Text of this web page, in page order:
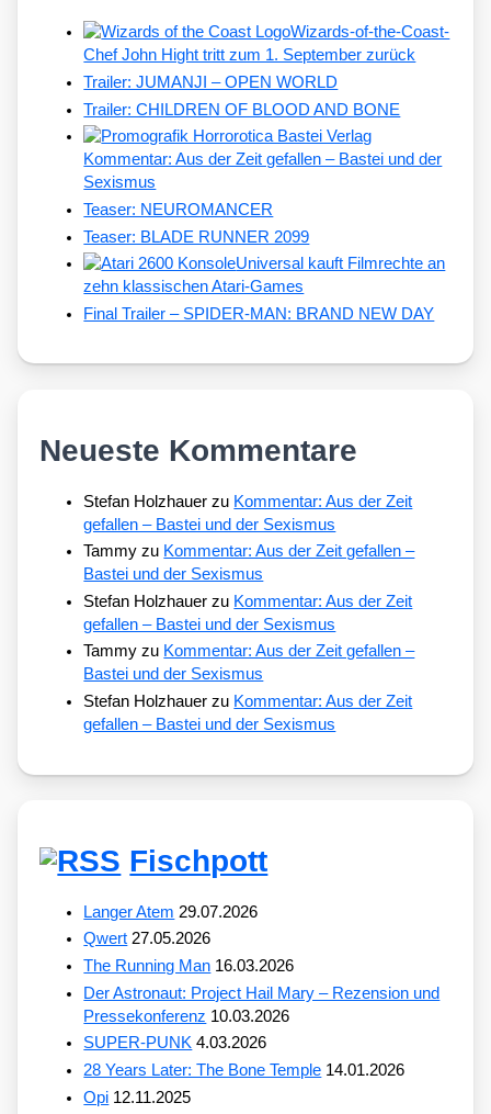
Wizards-of-the-Coast-
Chef John Hight tritt zum 1. September zurück
Trailer: JUMANJI – OPEN WORLD
Trailer: CHILDREN OF BLOOD AND BONE
Kommentar: Aus der Zeit gefallen – Bastei und der
Sexismus
Teaser: NEUROMANCER
Teaser: BLADE RUNNER 2099
Universal kauft Filmrechte an
zehn klassischen Atari-Games
Final Trailer – SPIDER-MAN: BRAND NEW DAY
Neueste Kommentare
Stefan Holzhauer zu Kommentar: Aus der Zeit
gefallen – Bastei und der Sexismus
Tammy zu Kommentar: Aus der Zeit gefallen –
Bastei und der Sexismus
Stefan Holzhauer zu Kommentar: Aus der Zeit
gefallen – Bastei und der Sexismus
Tammy zu Kommentar: Aus der Zeit gefallen –
Bastei und der Sexismus
Stefan Holzhauer zu Kommentar: Aus der Zeit
gefallen – Bastei und der Sexismus
Fischpott
Langer Atem 29.07.2026
Qwert 27.05.2026
The Running Man 16.03.2026
Der Astronaut: Project Hail Mary – Rezension und
Pressekonferenz 10.03.2026
SUPER-PUNK 4.03.2026
28 Years Later: The Bone Temple 14.01.2026
Opi 12.11.2025